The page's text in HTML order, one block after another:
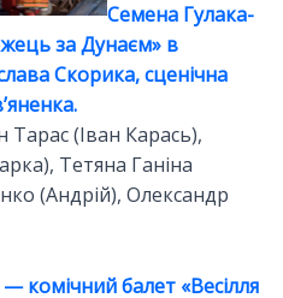
Семена Гулака-
за Дунаєм» в
Скорика, сценічна
Тарас (Іван Карась),
Тетяна Ганіна
(Андрій), Олександр
комічний балет «Весілля